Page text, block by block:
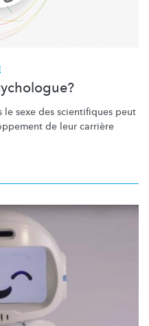
le sexe des scientifiques peut
de leur carrière